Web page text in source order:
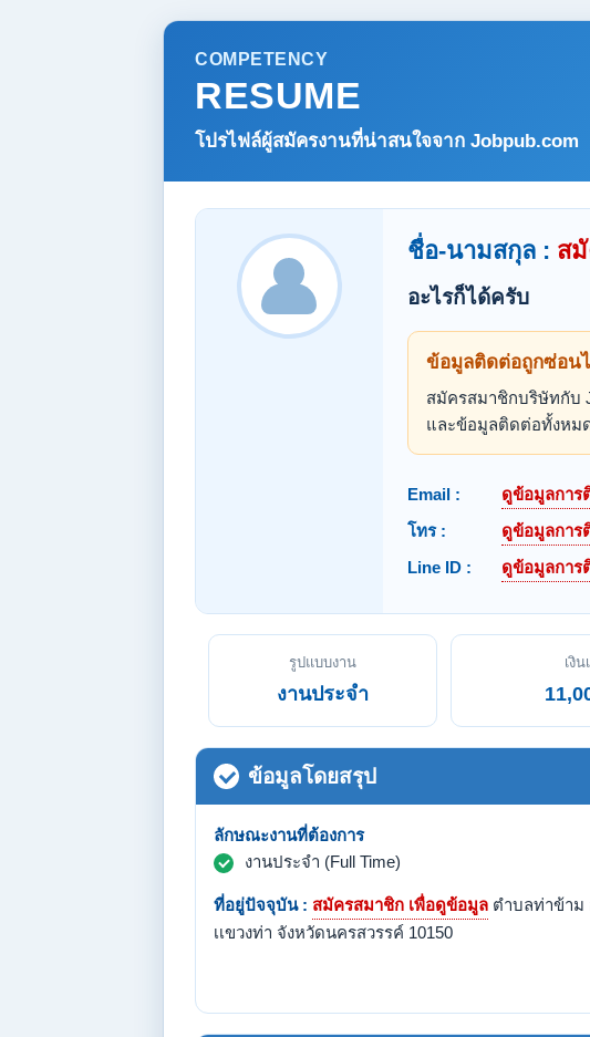
COMPETENCY
RESUME
โปรไฟล์ผู้สมัครงานที่น่าสนใจจาก Jobpub.com
ชื่อ-นามสกุล : ส
อะไรก็ได้ครับ
ข้อมูลติดต่อถูกซ่อน
สมัครสมาชิกบริษัทกับ
และข้อมูลติดต่อทั้งหม
Email :
ดูข้อมูลการ
โทร :
ดูข้อมูลการ
Line ID :
ดูข้อมูลการ
รูปแบบงาน
งานประจำ
เงิ
ข้อมูลโดยสรุป
ลักษณะงานที่ต้องการ
งานประจำ (Full Time)
ที่อยู่ปัจจุบัน : สมัครสมาชิก เพื่อดูข้อมูล ตำบลท่าข้าม
เเขวงท่า จังหวัดนครสวรรค์ 10150